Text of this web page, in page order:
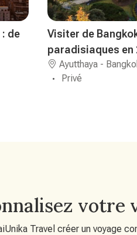
de
Visiter de
paradisiaques en
Ayutthaya -
Privé
votre
Travel créer un voyage